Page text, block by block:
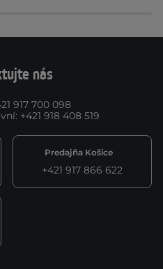
nás
917 700 098
: +421 918 408 519
Predajňa Košice
+421 917 866 622